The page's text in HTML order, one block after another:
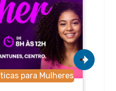
para Mulheres